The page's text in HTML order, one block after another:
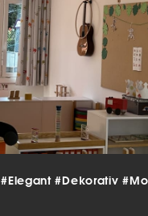
#Elegant#Dekorativ
die
Ihre